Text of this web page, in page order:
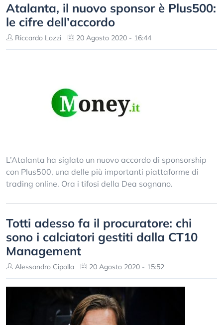
Atalanta, il nuovo sponsor è Plus500:
le cifre dell’accordo
Riccardo Lozzi 20 Agosto 2020 - 16:44
L’Atalanta ha siglato un nuovo accordo di sponsorship
con Plus500, una delle più importanti piattaforme di
trading online. Ora i tifosi della Dea sognano.
Totti adesso fa il procuratore: chi
sono i calciatori gestiti dalla CT10
Management
Alessandro Cipolla 20 Agosto 2020 - 15:52